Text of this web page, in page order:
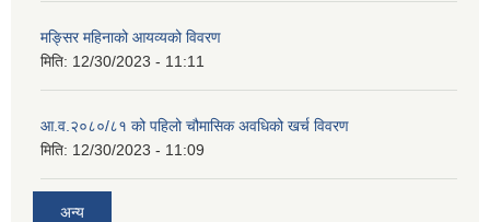
मङ्सिर महिनाको आयव्यको विवरण
मिति: 12/30/2023 - 11:11
आ.व.२०८०/८१ को पहिलो चौमासिक अवधिको खर्च विवरण
मिति: 12/30/2023 - 11:09
अन्य